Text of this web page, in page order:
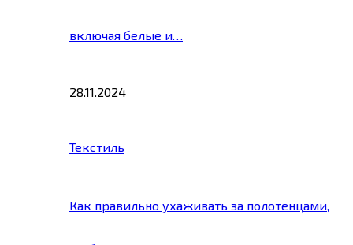
включая белые и…
28.11.2024
Текстиль
Как правильно ухаживать за полотенцами,